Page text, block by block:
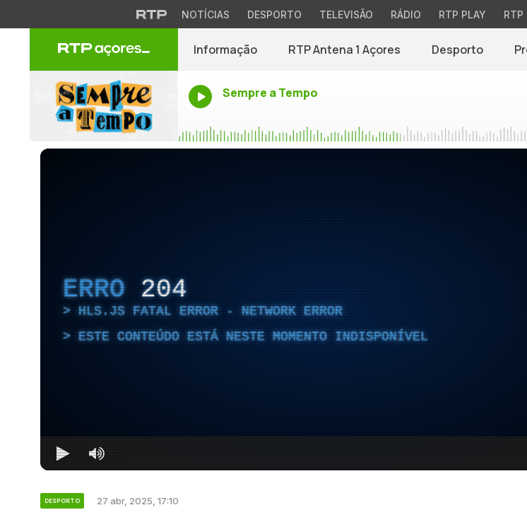
NOTÍCIAS DESPORTO TELEVISÃO RÁDIO RTP PLAY RTP
Informação RTP Antena 1 Açores Desporto
Sempre a Tempo
ERRO 204
HLS.JS FATAL ERROR - NETWORK ERROR
ESTE CONTEÚDO ESTÁ NESTE MOMENTO INDISPONÍVEL
DESPORTO 27 abr, 2025, 17:10